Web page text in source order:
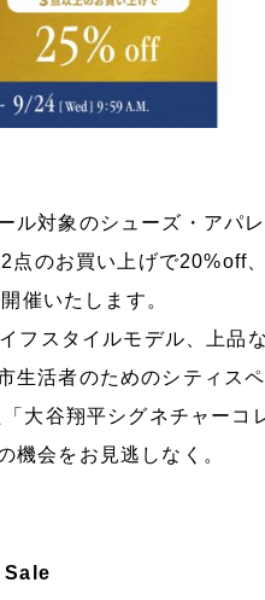
ル対象のシューズ・アパ
のお買い上げで20%off
催いたします。
スタイルモデル、上品
生活者のためのシティス
大谷翔平シグネチャーコ
機会をお見逃しなく。